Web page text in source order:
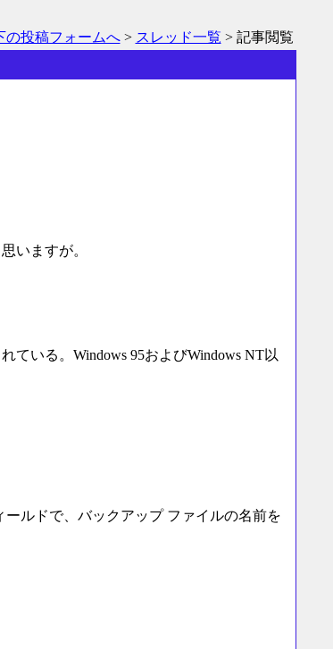
の投稿フォームへ> スレッド一覧 > 記事閲覧
いますが。
いる。Windows 95およびWindows NT以
ルドで、バックアップ ファイルの名前を